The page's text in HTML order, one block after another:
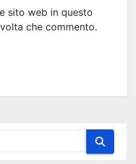
sito web in questo
che commento.